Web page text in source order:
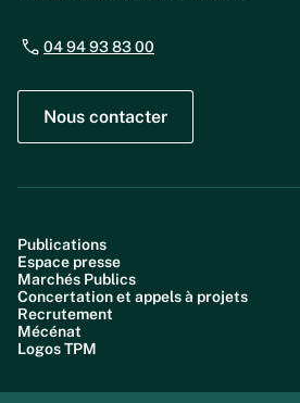
04 94 93 83 00
Nous contacter
Publications
Espace presse
Marchés Publics
Concertation et appels à projets
Recrutement
Mécénat
Logos TPM